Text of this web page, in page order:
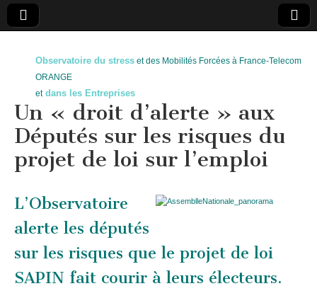
Observatoire du stress et des Mobilités Forcées à France-Telecom
ORANGE
etdans les Entreprises
Un « droit d’alerte » aux
Députés sur les risques du
projet de loi sur l’emploi
L’Observatoire
alerte les députés
sur les risques que le projet de loi
SAPIN fait courir à leurs électeurs.